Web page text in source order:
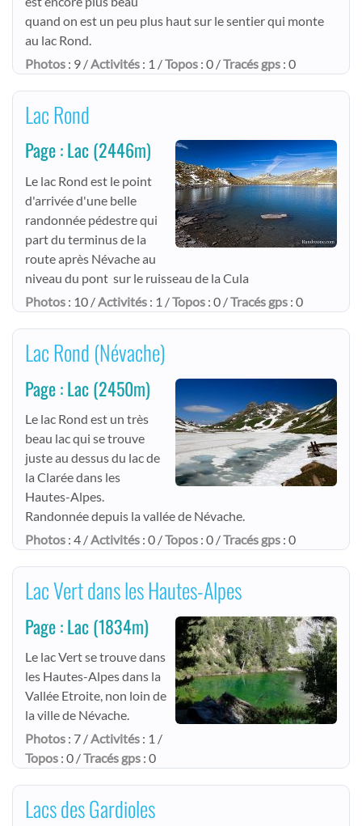
quand on est un peu plus haut sur le sentier qui monte
au lac Rond.
Photos : 9 /Activités : 1 /Topos : 0 /Tracés gps : 0
Lac Rond
Page : Lac(2446m)
Le lac Rond est le point
d'arrivée d'une belle
randonnée pédestre qui
part du terminus de la
route après Névache au
niveau du pont sur le ruisseau de la Cula
Photos : 10 /Activités : 1 /Topos : 0 /Tracés gps : 0
Lac Rond (Névache)
Page : Lac(2450m)
Le lac Rond est un très
beau lac qui se trouve
juste au dessus du lac de
la Clarée dans les
Hautes-Alpes.
Randonnée depuis la vallée de Névache.
Photos : 4 /Activités : 0 /Topos : 0 /Tracés gps : 0
Lac Vert dans les Hautes-Alpes
Page : Lac(1834m)
Le lac Vert se trouve dans
les Hautes-Alpes dans la
Vallée Etroite, non loin de
la ville de Névache.
Photos : 7 /Activités : 1 /
Topos : 0 /Tracés gps : 0
Lacs des Gardioles